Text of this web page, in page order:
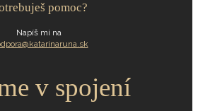
pomoc?
Napíš mi na
v spojení